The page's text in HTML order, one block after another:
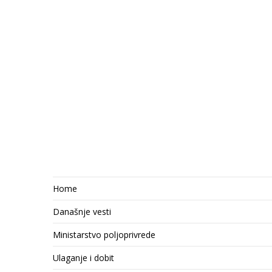
Home
Današnje vesti
Ministarstvo poljoprivrede
Ulaganje i dobit